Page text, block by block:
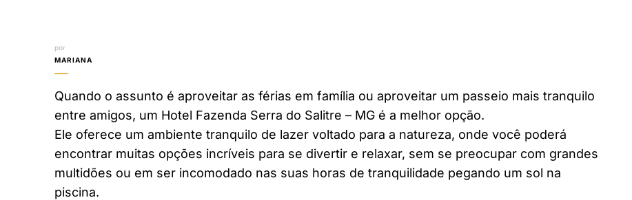
por
MARIANA
Quando o assunto é aproveitar as férias em família ou aproveitar um passeio mais tranquilo
entre amigos, um Hotel Fazenda Serra do Salitre – MG é a melhor opção.
Ele oferece um ambiente tranquilo de lazer voltado para a natureza, onde você poderá
encontrar muitas opções incríveis para se divertir e relaxar, sem se preocupar com grandes
multidões ou em ser incomodado nas suas horas de tranquilidade pegando um sol na
piscina.